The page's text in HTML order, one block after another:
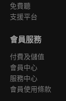
免費聽
支援平台
會員服務
付費及儲值
會員中心
服務中心
會員使用條款